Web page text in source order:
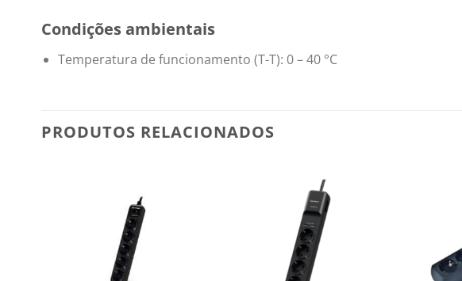
Condições ambientais
Temperatura de funcionamento (T-T): 0 – 40 °C
PRODUTOS RELACIONADOS